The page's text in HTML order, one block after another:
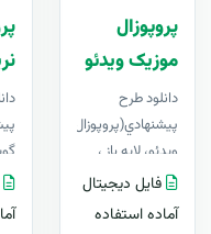
پروپوزال
موزیک ویدئو
دانلود طرح
پيشنهادي(پروپوزال) موزیک
ویدئو، لایه باز ،
قابل ویرایش در
Word+ آپدیت
فایل دیجیتال
آماده استفاده